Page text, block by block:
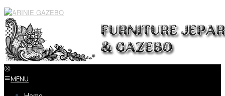
Loncat
ke
konten
MENU